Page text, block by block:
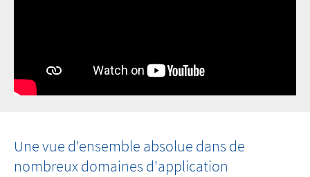
Une vue d'ensemble absolue dans de
nombreux domaines d'application